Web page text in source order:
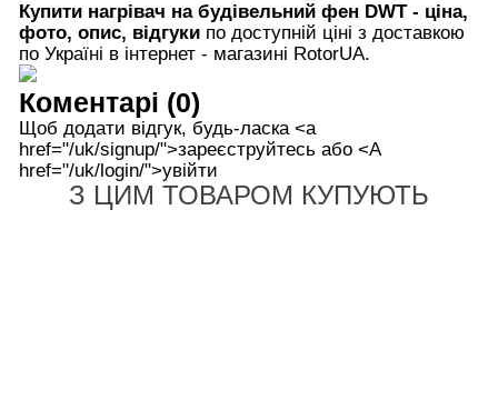
Купити нагрівач на будівельний фен DWT - ціна,
фото, опис, відгуки по доступній ціні з доставкою
по Україні в інтернет - магазині RotorUA.
Коментарі (0)
Щоб додати відгук, будь-ласка <а
href="/uk/signup/">зареєструйтесь або <А
href="/uk/login/">увійти
З ЦИМ ТОВАРОМ КУПУЮТЬ